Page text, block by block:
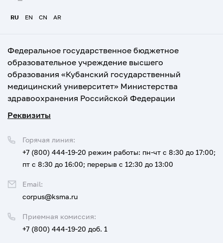
RU EN CN AR
Федеральное государственное бюджетное
образовательное учреждение высшего
образования «Кубанский государственный
медицинский университет» Министерства
здравоохранения Российской Федерации
Реквизиты
Приемная комиссия:
+7 (800) 444-19-20 доб. 1
Горячая линия:
+7 (800) 444-19-20 режим работы: пн-чт с 8:30 до 17:00;
пт с 8:30 до 16:00; перерыв с 12:30 до 13:00
Email:
corpus@ksma.ru